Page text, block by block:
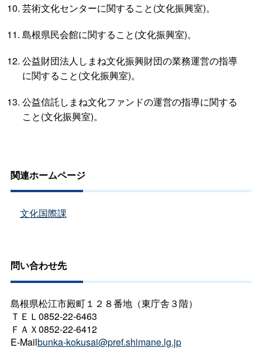
芸術文化センターに関すること(文化振興室)。
島根県民会館に関すること(文化振興室)。
公益財団法人しまね文化振興財団の業務運営の指導
に関すること(文化振興室)。
公益信託しまね文化ファンドの運営の指導に関する
こと(文化振興室)。
関連ホームページ
文化国際課
問い合わせ先
島根県松江市殿町１２８番地（東庁舎３階）
ＴＥＬ0852-22-6463
ＦＡＸ0852-22-6412
E-Mailbunka-kokusai@pref.shimane.lg.jp